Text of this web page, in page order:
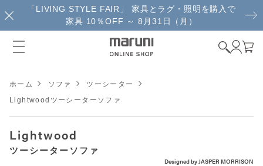
「LIVING STYLE FAIR」 家具とラグ・照明を購入で
家具 10％OFF ～ 8月31日（月）
ホーム ソファ
ツーシーター
Lightwoodツーシーターソファ
Lightwood
ツーシーターソファ
Designed byJASPER MORRISON